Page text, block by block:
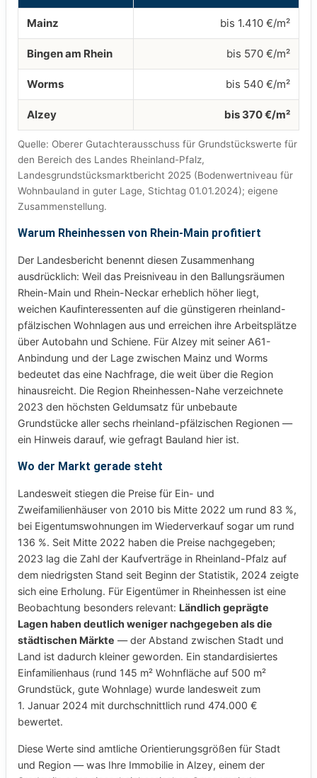
Mainz bis 1.410 €/m²
Bingen am Rhein bis 570 €/m²
Worms bis 540 €/m²
Alzey bis 370 €/m²
Quelle: Oberer Gutachterausschuss für Grundstückswerte für
den Bereich des Landes Rheinland-Pfalz,
Landesgrundstücksmarktbericht 2025 (Bodenwertniveau für
Wohnbauland in guter Lage, Stichtag 01.01.2024); eigene
Zusammenstellung.
Warum Rheinhessen von Rhein-Main profitiert
Der Landesbericht benennt diesen Zusammenhang
ausdrücklich: Weil das Preisniveau in den Ballungsräumen
Rhein-Main und Rhein-Neckar erheblich höher liegt,
weichen Kaufinteressenten auf die günstigeren rheinland-
pfälzischen Wohnlagen aus und erreichen ihre Arbeitsplätze
über Autobahn und Schiene. Für Alzey mit seiner A61-
Anbindung und der Lage zwischen Mainz und Worms
bedeutet das eine Nachfrage, die weit über die Region
hinausreicht. Die Region Rheinhessen-Nahe verzeichnete
2023 den höchsten Geldumsatz für unbebaute
Grundstücke aller sechs rheinland-pfälzischen Regionen —
ein Hinweis darauf, wie gefragt Bauland hier ist.
Wo der Markt gerade steht
Landesweit stiegen die Preise für Ein- und
Zweifamilienhäuser von 2010 bis Mitte 2022 um rund 83 %,
bei Eigentumswohnungen im Wiederverkauf sogar um rund
136 %. Seit Mitte 2022 haben die Preise nachgegeben;
2023 lag die Zahl der Kaufverträge in Rheinland-Pfalz auf
dem niedrigsten Stand seit Beginn der Statistik, 2024 zeigte
sich eine Erholung. Für Eigentümer in Rheinhessen ist eine
Beobachtung besonders relevant: Ländlich geprägte
Lagen haben deutlich weniger nachgegeben als die
städtischen Märkte — der Abstand zwischen Stadt und
Land ist dadurch kleiner geworden. Ein standardisiertes
Einfamilienhaus (rund 145 m² Wohnfläche auf 500 m²
Grundstück, gute Wohnlage) wurde landesweit zum
1. Januar 2024 mit durchschnittlich rund 474.000 €
bewertet.
Diese Werte sind amtliche Orientierungsgrößen für Stadt
und Region — was Ihre Immobilie in Alzey, einem der